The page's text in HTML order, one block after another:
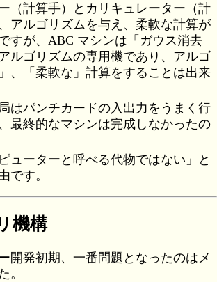
（計算手）とカリキュレーター（計
アルゴリズムを与え、柔軟な計算が
すが、ABC マシンは「ガウス消去
ルゴリズムの専用機であり、アルゴ
、「柔軟な」計算をすることは出来
はパンチカードの入出力をうまく行
最終的なマシンは完成しなかったの
ューターと呼べる代物ではない」と
です。
機構
開発初期、一番問題となったのはメ
。